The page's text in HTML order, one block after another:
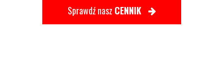
Sprawdź nasz CENNIK